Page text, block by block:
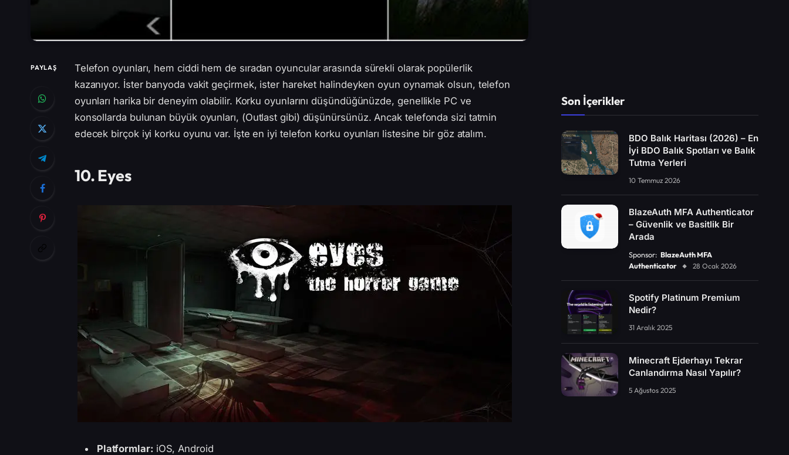
PAYLAŞ
Telefon oyunları, hem ciddi hem de sıradan oyuncular arasında sürekli olarak popülerlik
kazanıyor. İster banyoda vakit geçirmek, ister hareket halindeyken oyun oynamak olsun, telefon
oyunları harika bir deneyim olabilir. Korku oyunlarını düşündüğünüzde, genellikle PC ve
konsollarda bulunan büyük oyunları, (Outlast gibi) düşünürsünüz. Ancak telefonda sizi tatmin
edecek birçok iyi korku oyunu var. İşte en iyi telefon korku oyunları listesine bir göz atalım.
10. Eyes
Platformlar: iOS, Android
Son İçerikler
BDO Balık Haritası (2026) – En
İyi BDO Balık Spotları ve Balık
Tutma Yerleri
10 Temmuz 2026
BlazeAuth MFA Authenticator
– Güvenlik ve Basitlik Bir
Arada
Sponsor: BlazeAuth MFA
Authenticator
28 Ocak 2026
Spotify Platinum Premium
Nedir?
31 Aralık 2025
Minecraft Ejderhayı Tekrar
Canlandırma Nasıl Yapılır?
5 Ağustos 2025